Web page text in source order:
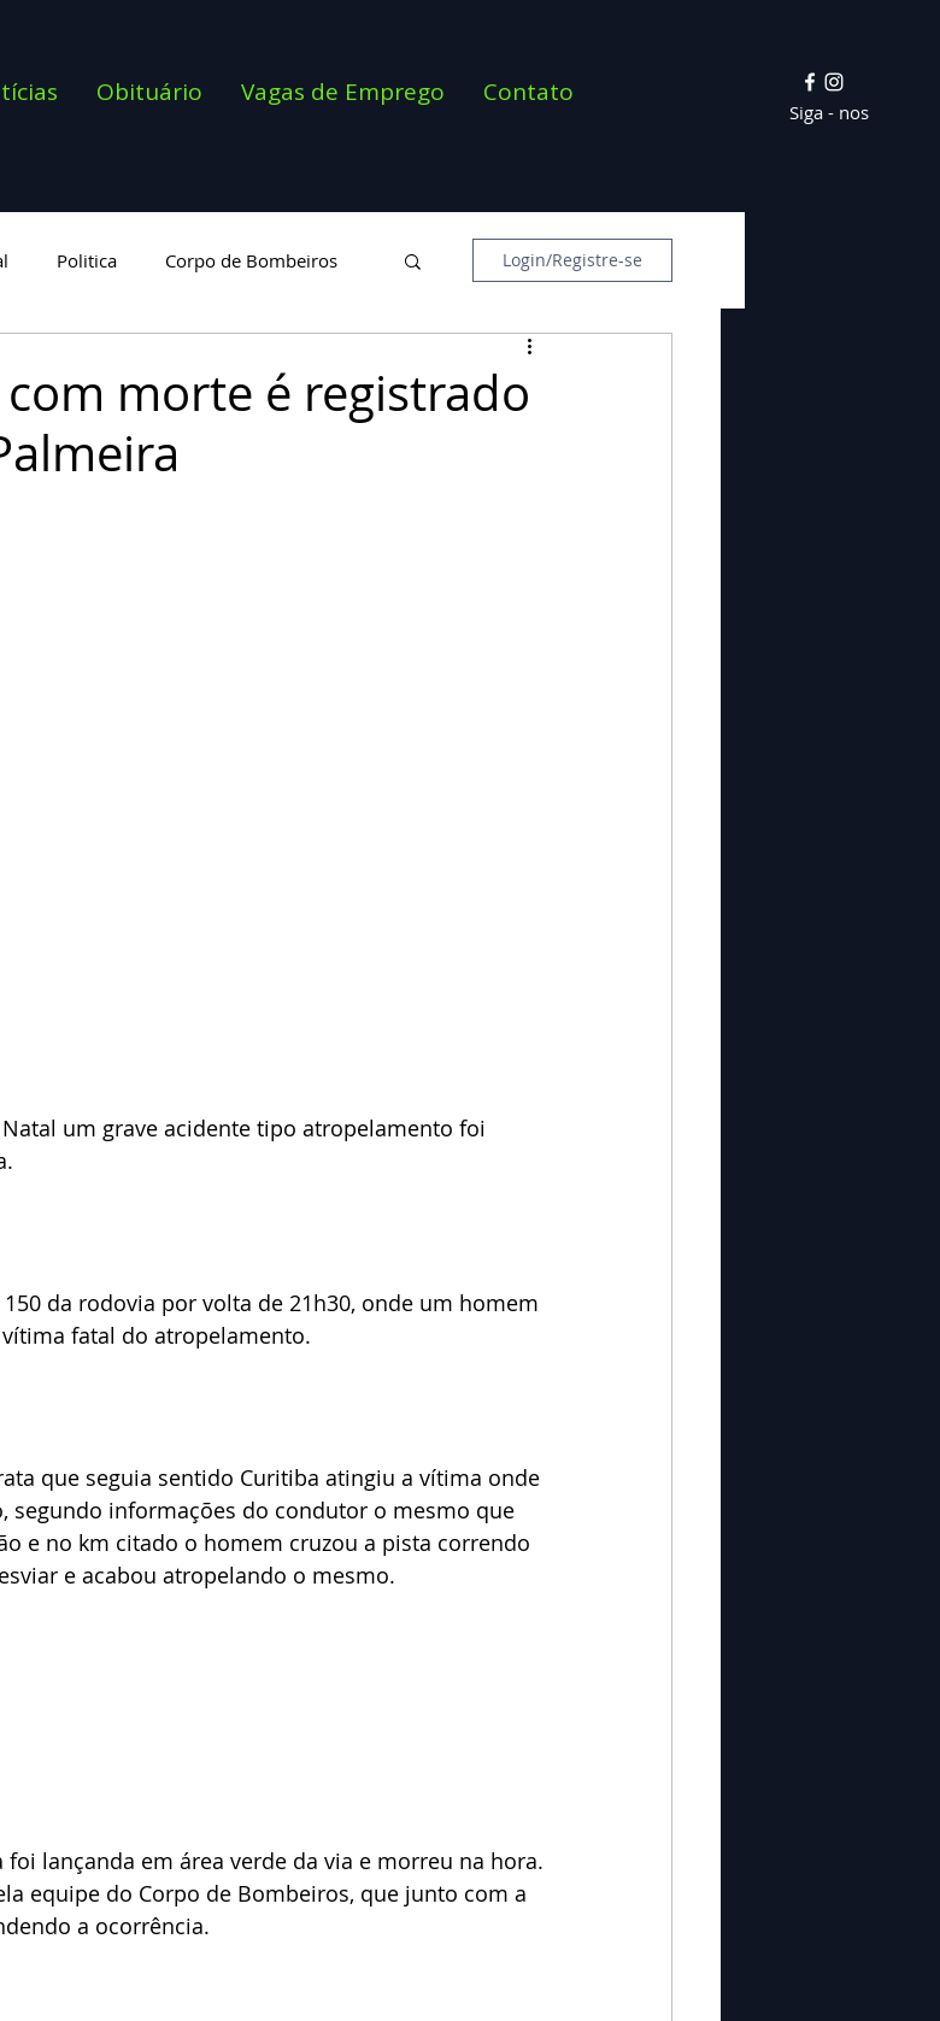
Obituário Vagas de Emprego Contato
Siga - nos
Politica Corpo de Bombeiros Login/Registre-se
morte é registrado
um grave acidente tipo atropelamento foi
da rodovia por volta de 21h30, onde um homem
fatal do atropelamento.
que seguia sentido Curitiba atingiu a vítima onde
segundo informações do condutor o mesmo que
e no km citado o homem cruzou a pista correndo
e acabou atropelando o mesmo.
lançanda em área verde da via e morreu na hora.
equipe do Corpo de Bombeiros, que junto com a
a ocorrência.